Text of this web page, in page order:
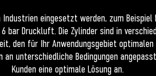
Industrien eingesetzt werden, zum
Druckluft. Die Zylinder sind in
den für Ihr Anwendungsgebiet
an unterschiedliche Bedingungen
Kunden eine optimale Lösung an.